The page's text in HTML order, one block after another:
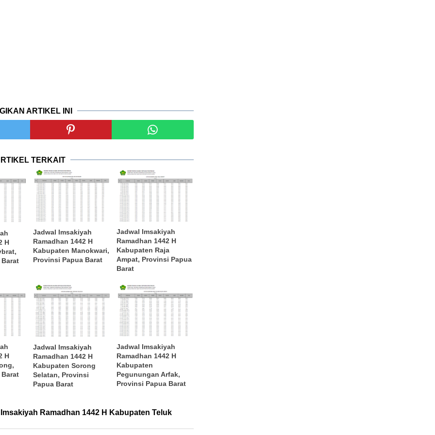
ARTIKEL INI
TERKAIT
H
Jadwal Imsakiyah
Ramadhan 1442 H
Kabupaten Manokwari,
Provinsi Papua Barat
Jadwal Imsakiyah
Ramadhan 1442 H
Kabupaten Raja
Ampat, Provinsi Papua
Barat
H
Jadwal Imsakiyah
Ramadhan 1442 H
Kabupaten Sorong
Selatan, Provinsi
Papua Barat
Jadwal Imsakiyah
Ramadhan 1442 H
Kabupaten
Pegunungan Arfak,
Provinsi Papua Barat
Ramadhan 1442 H Kabupaten Teluk